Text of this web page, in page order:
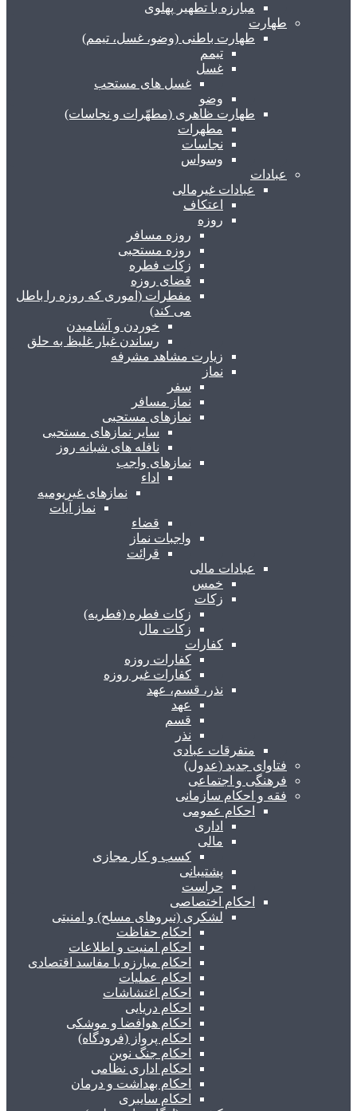
مبارزه با تطهیر پهلوی
طهارت
طهارت باطنی (وضو، غسل، تیمم)
تیمم
غسل
غسل های مستحب
وضو
طهارت ظاهری (مطهّرات و نجاسات)
مطهرات
نجاسات
وسواس
عبادات
عبادات غیرمالی
اعتکاف
روزه
روزه مسافر
روزه مستحبی
زکات فطره
قضای روزه
مفطرات (اموری که روزه را باطل
می کند)
خوردن و آشامیدن
رساندن غبار غلیظ به حلق
زیارت مشاهد مشرفه
نماز
سفر
نماز مسافر
نمازهای مستحبی
سایر نمازهای مستحبی
نافله های شبانه روز
نمازهای واجب
اداء
نمازهای غیریومیه
نماز آیات
قضاء
واجبات نماز
قرائت
عبادات مالی
خمس
زکات
زکات فطره (فطریه)
زکات مال
کفارات
کفارات روزه
کفارات غیر روزه
نذر، قسم، عهد
عهد
قسم
نذر
متفرقات عبادی
فتاوای جدید (عدول)
فرهنگی و اجتماعی
فقه و احکام سازمانی
احکام عمومی
اداری
مالی
کسب و کار مجازی
پشتیبانی
حراست
احکام اختصاصی
لشکری (نیروهای مسلح) و امنیتی
احکام حفاظت
احکام امنیت و اطلاعات
احکام مبارزه با مفاسد اقتصادی
احکام عملیات
احکام اغتشاشات
احکام دریایی
احکام هوافضا و موشکی
احکام پرواز (فرودگاه)
احکام جنگ نوین
احکام اداری نظامی
احکام بهداشت و درمان
احکام سایبری